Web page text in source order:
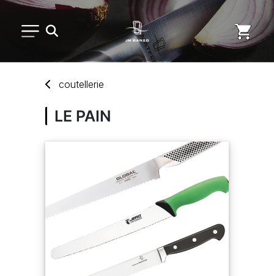
ARTS DE LA TABLE
USAGE UNIQUE
coutellerie
LE PAIN